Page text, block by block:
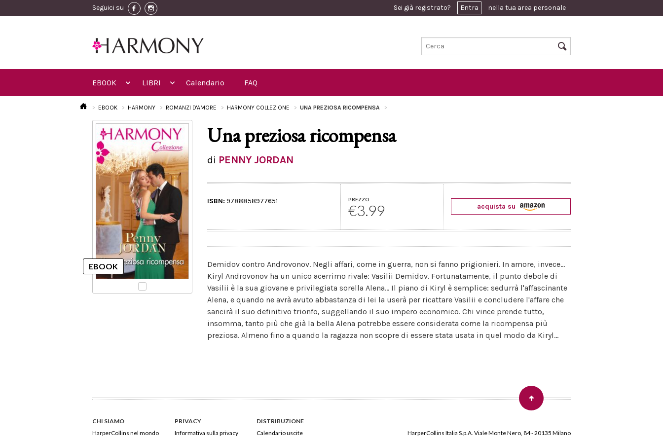
Seguici su Sei già registrato? Entra nella tua area personale
EBOOK LIBRI Calendario FAQ
EBOOK HARMONY ROMANZI D'AMORE HARMONY COLLEZIONE UNA PREZIOSA RICOMPENSA
Una preziosa ricompensa
di PENNY JORDAN
ISBN: 9788858977651 PREZZO
€3.99 acquista su
Demidov contro Androvonov. Negli affari, come in guerra, non si fanno prigionieri. In amore, invece...
Kiryl Androvonov ha un unico acerrimo rivale: Vasilii Demidov. Fortunatamente, il punto debole di
Vasilii è la sua giovane e privilegiata sorella Alena... Il piano di Kiryl è semplice: sedurrà l'affascinante
Alena, e quando ne avrà avuto abbastanza di lei la userà per ricattare Vasilii e concludere l'affare che
sancirà il suo definitivo trionfo, suggellando il suo impero economico. Chi vince prende tutto,
insomma, tanto più che già la bella Alena potrebbe essere considerata come la ricompensa più
preziosa. Almeno fino a quando la ragazza non scopre di essere stata usata in quel modo da Kiryl...
CHI SIAMO
HarperCollins nel mondo
PRIVACY
Informativa sulla privacy
DISTRIBUZIONE
Calendario uscite
HarperCollins Italia S.p.A. Viale Monte Nero, 84 - 20135 Milano